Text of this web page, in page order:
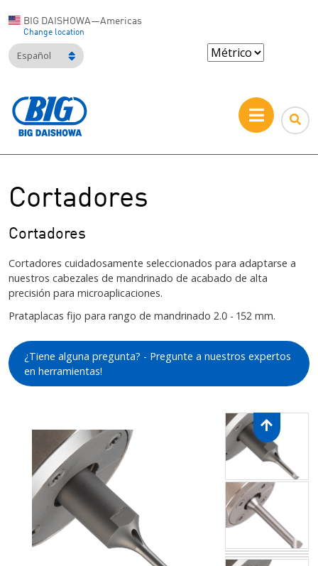
BIG DAISHOWA—Americas
Change location
Español
Cortadores
Cortadores
Cortadores cuidadosamente seleccionados para adaptarse a
nuestros cabezales de mandrinado de acabado de alta
precisión para microaplicaciones.
Prataplacas fijo para rango de mandrinado 2.0 - 152 mm.
¿Tiene alguna pregunta? - Pregunte a nuestros expertos
en herramientas!